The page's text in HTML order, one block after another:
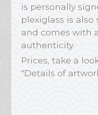
is personally
plexiglass is
and comes with
authenticity.
Prices, take a
"Details of